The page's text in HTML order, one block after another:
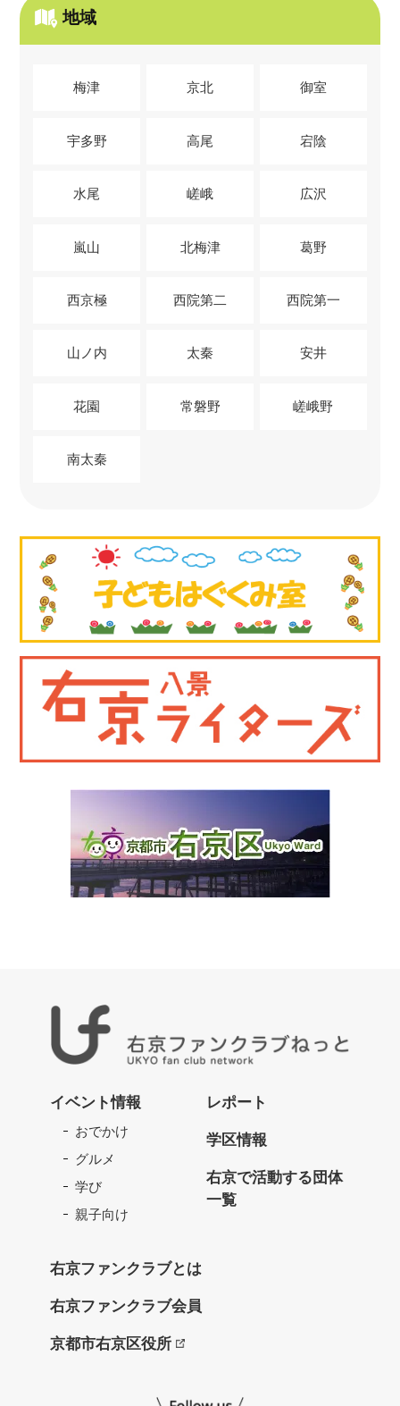
地域
梅津 京北 御室
宇多野 高尾 宕陰
水尾 嵯峨 広沢
嵐山 北梅津 葛野
西京極 西院第二 西院第一
山ノ内 太秦 安井
花園 常磐野 嵯峨野
南太秦
京
フ
と
イベント情報
おでかけ
グルメ
学び
親子向け
レポート
学区情報
右京で活動する団体
一覧
右京ファンクラブとは
右京ファンクラブ会員
京都市右京区役所